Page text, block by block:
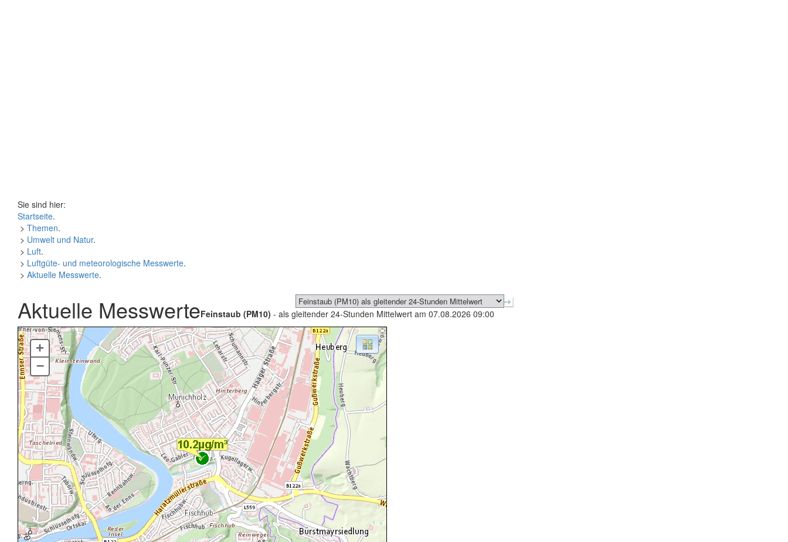
Sie sind hier:
Startseite.
> Themen.
> Umwelt und Natur.
> Luft.
> Luftgüte- und meteorologische Messwerte.
> Aktuelle Messwerte.
Aktuelle MesswerteFeinstaub (PM10) - als gleitender 24-Stunden Mittelwert am 07.08.2026 09:00
+
–